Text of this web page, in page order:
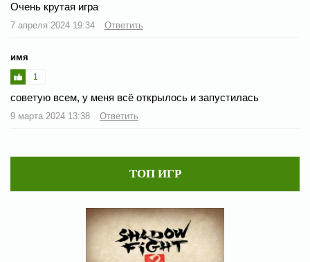
Очень крутая игра
7 апреля 2024 19:34 Ответить
имя
1
советую всем, у меня всё открылось и запустилась
9 марта 2024 13:38 Ответить
ТОП ИГР